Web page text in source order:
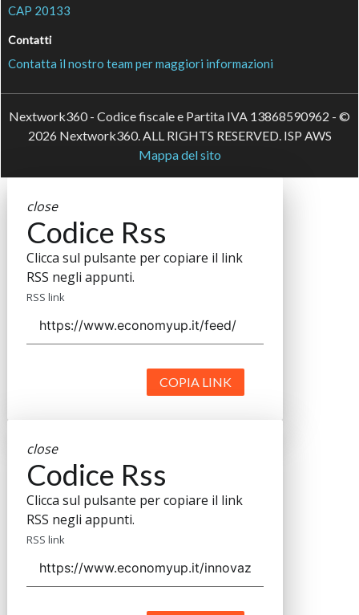
CAP 20133
Contatti
Contatta il nostro team per maggiori informazioni
Nextwork360 - Codice fiscale e Partita IVA 13868590962 - ©
2026 Nextwork360. ALL RIGHTS RESERVED. ISP AWS
Mappa del sito
close
Codice Rss
Clicca sul pulsante per copiare il link
RSS negli appunti.
RSS link
COPIA LINK
close
Codice Rss
Clicca sul pulsante per copiare il link
RSS negli appunti.
RSS link